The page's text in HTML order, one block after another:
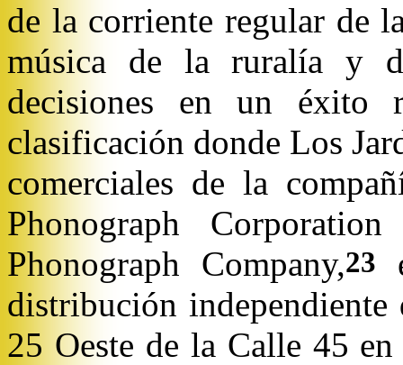
de la corriente regular de
música de la ruralía y
decisiones en un éxito
clasificación donde Los
comerciales de la
Phonograph
Phonograph Company,23
distribución
25 Oeste de la Calle 45